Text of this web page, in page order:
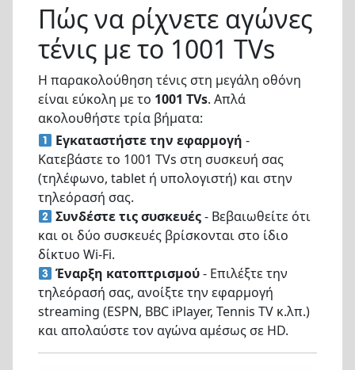
Πώς να ρίχνετε αγώνες
τένις με το 1001 TVs
Η παρακολούθηση τένις στη μεγάλη οθόνη
είναι εύκολη με το 1001 TVs. Απλά
ακολουθήστε τρία βήματα:
Εγκαταστήστε την εφαρμογή -
Κατεβάστε το 1001 TVs στη συσκευή σας
(τηλέφωνο, tablet ή υπολογιστή) και στην
τηλεόρασή σας.
Συνδέστε τις συσκευές- Βεβαιωθείτε ότι
και οι δύο συσκευές βρίσκονται στο ίδιο
δίκτυο Wi-Fi.
Έναρξη κατοπτρισμού- Επιλέξτε την
τηλεόρασή σας, ανοίξτε την εφαρμογή
streaming (ESPN, BBC iPlayer, Tennis TV κ.λπ.)
και απολαύστε τον αγώνα αμέσως σε HD.